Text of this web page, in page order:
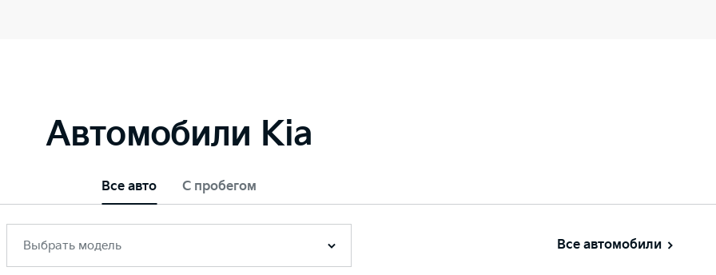
Автомобили Kia
Все авто С пробегом
Выбрать модель Все автомобили